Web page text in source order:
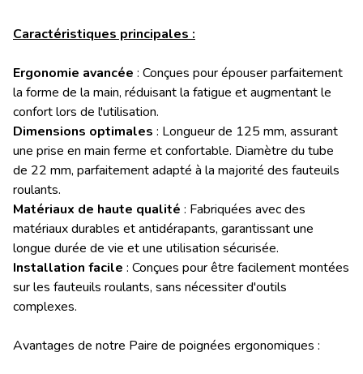
Caractéristiques principales :
Ergonomie avancée : Conçues pour épouser parfaitement
la forme de la main, réduisant la fatigue et augmentant le
confort lors de l'utilisation.
Dimensions optimales : Longueur de 125 mm, assurant
une prise en main ferme et confortable. Diamètre du tube
de 22 mm, parfaitement adapté à la majorité des fauteuils
roulants.
Matériaux de haute qualité : Fabriquées avec des
matériaux durables et antidérapants, garantissant une
longue durée de vie et une utilisation sécurisée.
Installation facile : Conçues pour être facilement montées
sur les fauteuils roulants, sans nécessiter d'outils
complexes.
Avantages de notre Paire de poignées ergonomiques :